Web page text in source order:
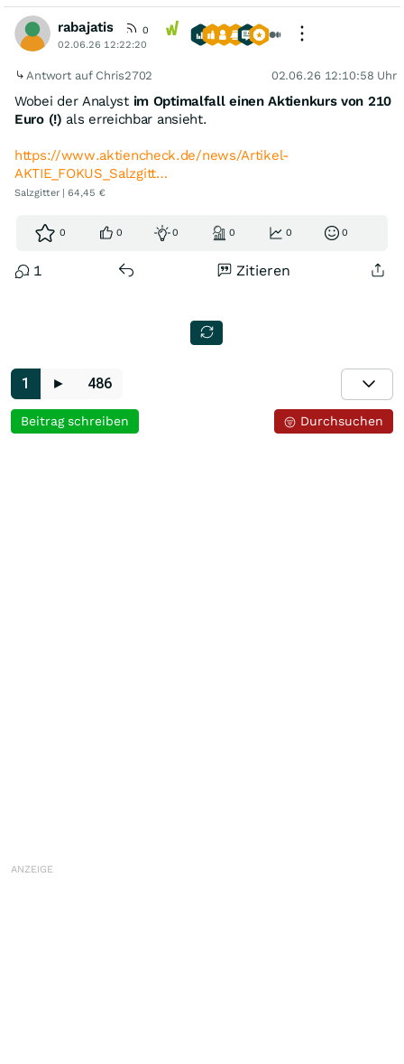
rabajatis
0
02.06.26 12:22:20
Antwort auf Chris2702 02.06.26 12:10:58 Uhr
Wobei der Analyst im Optimalfall einen Aktienkurs von 210
Euro (!) als erreichbar ansieht.
https://www.aktiencheck.de/news/Artikel-
AKTIE_FOKUS_Salzgitt…
Salzgitter | 64,45 €
0 0 0 0 0 0
1 Zitieren
1 ► 486
Durchsuchen
Beitrag schreiben